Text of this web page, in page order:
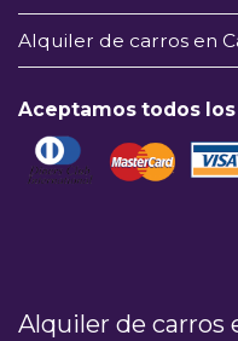
Alquiler de carros en
Aceptamos todos
Alquiler de carros